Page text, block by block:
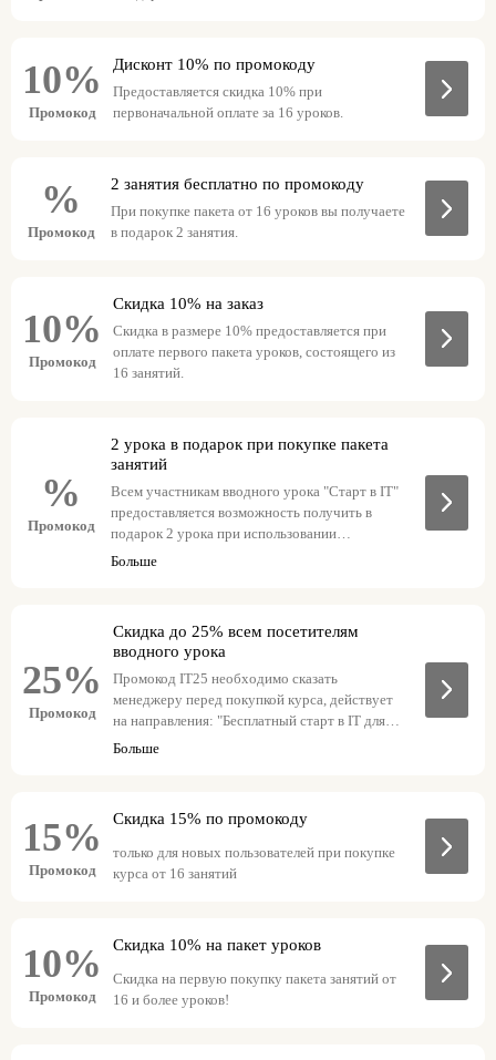
10%
Промокод
Дисконт 10% по промокоду
Предоставляется скидка 10% при
первоначальной оплате за 16 уроков.
%
Промокод
2 занятия бесплатно по промокоду
При покупке пакета от 16 уроков вы получаете
в подарок 2 занятия.
10%
Промокод
Скидка 10% на заказ
Скидка в размере 10% предоставляется при
оплате первого пакета уроков, состоящего из
16 занятий.
%
Промокод
2 урока в подарок при покупке пакета
занятий
Всем участникам вводного урока "Старт в IT"
предоставляется возможность получить в
подарок 2 урока при использовании
промокода. Для активации промокода
Больше
25%
Промокод
Скидка до 25% всем посетителям
вводного урока
Промокод IT25 необходимо сказать
менеджеру перед покупкой курса, действует
на направления: "Бесплатный старт в IT для
вашего ребёнка, 1-4 класс" "Бесплатный старт
Больше
15%
Промокод
Cкидка 15% по промокоду
только для новых пользователей при покупке
курса от 16 занятий
10%
Промокод
Скидка 10% на пакет уроков
Скидка на первую покупку пакета занятий от
16 и более уроков!